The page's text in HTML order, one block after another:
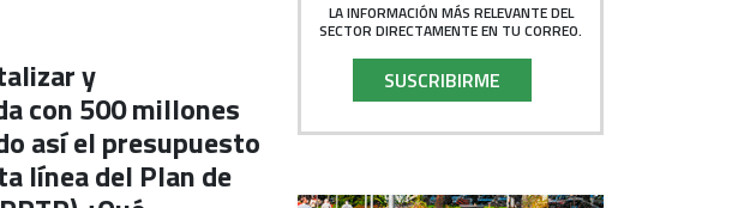
y
con 500 millones
así el presupuesto
línea del Plan de
LA INFORMACIÓN MÁS RELEVANTE DEL
SECTOR DIRECTAMENTE EN TU CORREO.
SUSCRIBIRME